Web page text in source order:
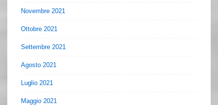
Novembre 2021
Ottobre 2021
Settembre 2021
Agosto 2021
Luglio 2021
Maggio 2021